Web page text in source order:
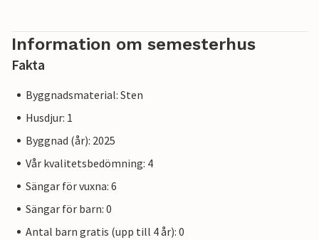
Information om semesterhus
Fakta
Byggnadsmaterial: Sten
Husdjur: 1
Byggnad (år): 2025
Vår kvalitetsbedömning: 4
Sängar för vuxna: 6
Sängar för barn: 0
Antal barn gratis (upp till 4 år): 0